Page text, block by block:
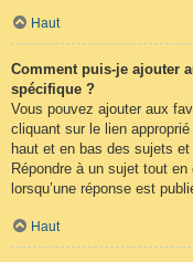
Haut
Comment puis-je ajouter
spécifique ?
Vous pouvez ajouter aux
cliquant sur le lien
haut et en bas des sujets
Répondre à un sujet tout
lorsqu’une réponse est
Haut